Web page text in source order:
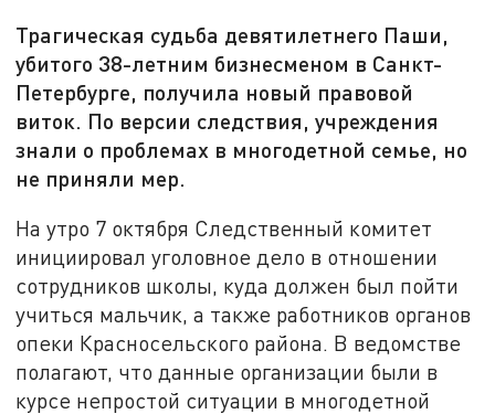
Трагическая судьба девятилетнего Паши,
убитого 38-летним бизнесменом в Санкт-
Петербурге, получила новый правовой
виток. По версии следствия, учреждения
знали о проблемах в многодетной семье, но
не приняли мер.
На утро 7 октября Следственный комитет
инициировал уголовное дело в отношении
сотрудников школы, куда должен был пойти
учиться мальчик, а также работников органов
опеки Красносельского района. В ведомстве
полагают, что данные организации были в
курсе непростой ситуации в многодетной